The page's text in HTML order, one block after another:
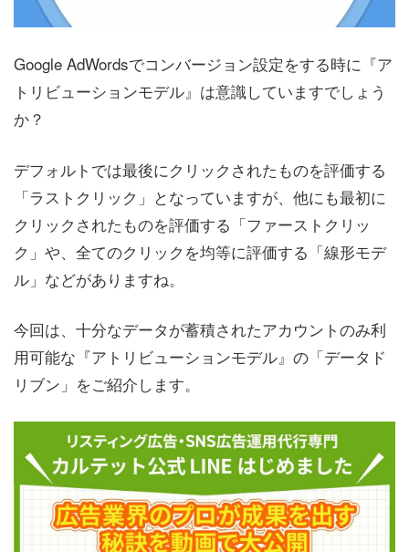
Google AdWordsでコンバージョン設定をする時に『ア
トリビューションモデル』は意識していますでしょう
か？
デフォルトでは最後にクリックされたものを評価する
「ラストクリック」となっていますが、他にも最初に
クリックされたものを評価する「ファーストクリッ
ク」や、全てのクリックを均等に評価する「線形モデ
ル」などがありますね。
今回は、十分なデータが蓄積されたアカウントのみ利
用可能な『アトリビューションモデル』の「データド
リブン」をご紹介します。